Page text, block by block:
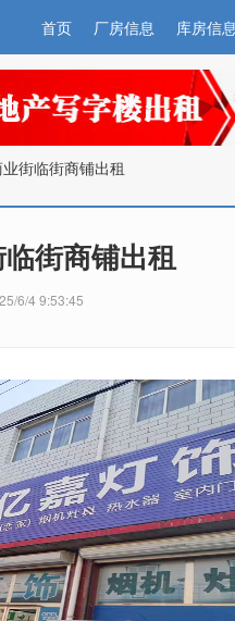
首页 厂房信息 库房信
街临街商铺出租
街商铺出租
6/4 9:53:45